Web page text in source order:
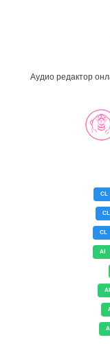
Аудио редактор
CL
CL
CL
AI
AI
AI